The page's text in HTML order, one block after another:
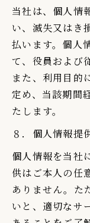
当社は、個人情
い、滅失又はき
払います。個人
て、役員および
また、利用目的
定め、当該期間
たします。
８．個人情報提
個人情報を当社
供はご本人の任
ありません。た
いと、適切なサ